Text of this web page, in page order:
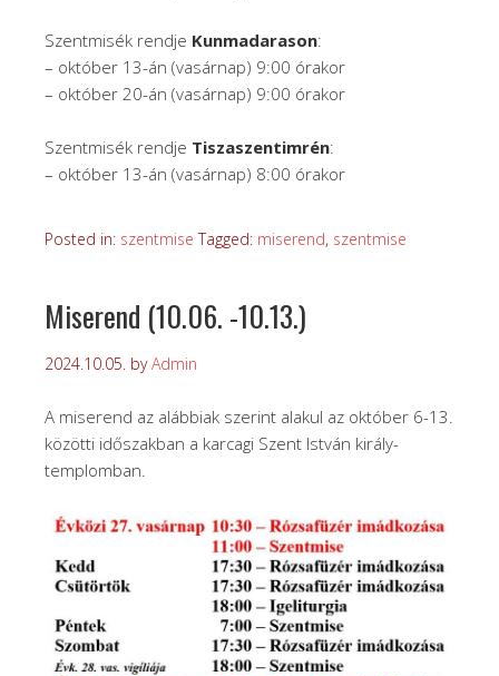
Szentmisék rendje Kunmadarason:
– október 13-án (vasárnap) 9:00 órakor
– október 20-án (vasárnap) 9:00 órakor
Szentmisék rendje Tiszaszentimrén:
– október 13-án (vasárnap) 8:00 órakor
Posted in: szentmise Tagged: miserend, szentmise
Miserend (10.06. -10.13.)
2024.10.05. byAdmin
A miserend az alábbiak szerint alakul az október 6-13.
közötti időszakban a karcagi Szent István király-
templomban.